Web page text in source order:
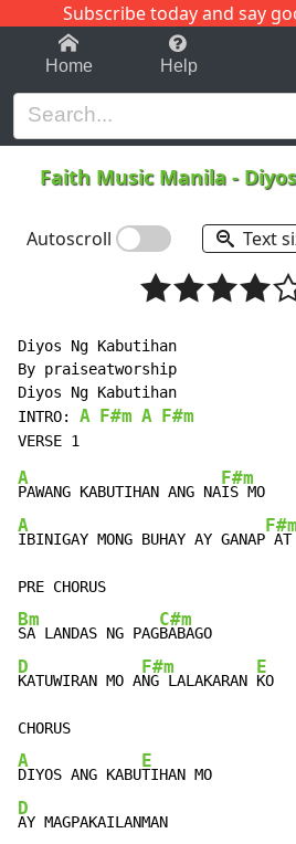
Subscribe today and say
1-9 C
Home Help
Faith Music Manila -
Autoscroll Text
Diyos Ng Kabutihan
By praiseatworship
Diyos Ng Kabutihan
INTRO: A F#m A F#m
A
PAWANG KABUTIHAN ANG NA
F#m
A
IBINIGAY MONG BUHAY AY GANAP
F#m
AT
Bm
SA LANDAS NG PAG
C#m
D
KATUWIRAN MO A
F#m
NG LALAKARAN
E
KO
A
DIYOS ANG KABU
E
D